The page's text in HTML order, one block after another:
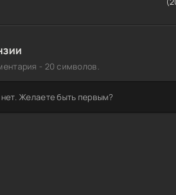
- 20 символов.
Желаете быть первым?